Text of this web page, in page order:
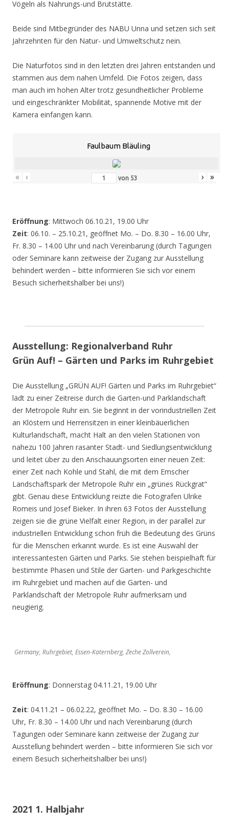
Vögeln als Nahrungs-und Brutstätte.
Beide sind Mitbegründer des NABU Unna und setzen sich seit
Jahrzehnten für den Natur- und Umweltschutz nein.
Die Naturfotos sind in den letzten drei Jahren entstanden und
stammen aus dem nahen Umfeld. Die Fotos zeigen, dass
man auch im hohen Alter trotz gesundheitlicher Probleme
und eingeschränkter Mobilität, spannende Motive mit der
Kamera einfangen kann.
Faulbaum Bläuling
« ‹ von 53 › »
Eröffnung: Mittwoch 06.10.21, 19.00 Uhr
Zeit: 06.10. – 25.10.21, geöffnet Mo. – Do. 8.30 – 16.00 Uhr,
Fr. 8.30 – 14.00 Uhr und nach Vereinbarung (durch Tagungen
oder Seminare kann zeitweise der Zugang zur Ausstellung
behindert werden – bitte informieren Sie sich vor einem
Besuch sicherheitshalber bei uns!)
Ausstellung: Regionalverband Ruhr
Grün Auf! – Gärten und Parks im Ruhrgebiet
Die Ausstellung „GRÜN AUF! Gärten und Parks im Ruhrgebiet“
lädt zu einer Zeitreise durch die Garten-und Parklandschaft
der Metropole Ruhr ein. Sie beginnt in der vorindustriellen Zeit
an Klöstern und Herrensitzen in einer kleinbäuerlichen
Kulturlandschaft, macht Halt an den vielen Stationen von
nahezu 100 Jahren rasanter Stadt- und Siedlungsentwicklung
und leitet über zu den Anschauungsorten einer neuen Zeit:
einer Zeit nach Kohle und Stahl, die mit dem Emscher
Landschaftspark der Metropole Ruhr ein „grünes Rückgrat“
gibt. Genau diese Entwicklung reizte die Fotografen Ulrike
Romeis und Josef Bieker. In ihren 63 Fotos der Ausstellung
zeigen sie die grüne Vielfalt einer Region, in der parallel zur
industriellen Entwicklung schon früh die Bedeutung des Grüns
für die Menschen erkannt wurde. Es ist eine Auswahl der
interessantesten Gärten und Parks. Sie stehen beispielhaft für
bestimmte Phasen und Stile der Garten- und Parkgeschichte
im Ruhrgebiet und machen auf die Garten- und
Parklandschaft der Metropole Ruhr aufmerksam und
neugierig.
Germany, Ruhrgebiet, Essen-Katernberg, Zeche Zollverein,
Eröffnung: Donnerstag 04.11.21, 19.00 Uhr
Zeit: 04.11.21 – 06.02.22, geöffnet Mo. – Do. 8.30 – 16.00
Uhr, Fr. 8.30 – 14.00 Uhr und nach Vereinbarung (durch
Tagungen oder Seminare kann zeitweise der Zugang zur
Ausstellung behindert werden – bitte informieren Sie sich vor
einem Besuch sicherheitshalber bei uns!)
2021 1. Halbjahr